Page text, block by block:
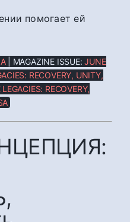
помогает ей
| MAGAZINE ISSUE:JUNE
RECOVERY, UNITY,
RECOVERY,